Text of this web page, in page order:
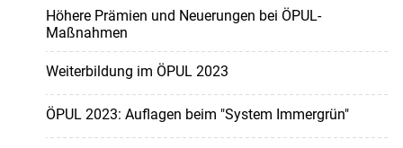
Höhere Prämien und Neuerungen bei ÖPUL-
Maßnahmen
Weiterbildung im ÖPUL 2023
ÖPUL 2023: Auflagen beim "System Immergrün"